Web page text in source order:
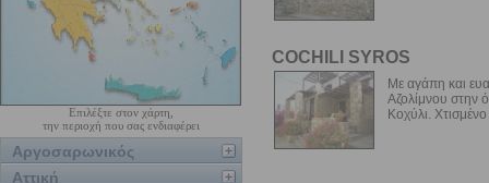
Επιλέξτε στον χάρτη,
την περιοχή που σας ενδιαφέρει
Αργοσαρωνικός
Αττική
COCHILI SYROS
Με αγάπη και
Αζολίμνου στην
Κοχύλι.